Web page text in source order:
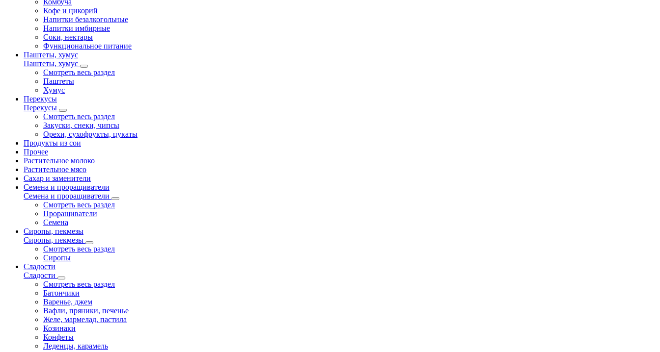
Комбуча
Кофе и цикорий
Напитки безалкогольные
Напитки имбирные
Соки, нектары
Функциональное питание
Паштеты, хумус
Паштеты, хумус
Смотреть весь раздел
Паштеты
Хумус
Перекусы
Перекусы
Смотреть весь раздел
Закуски, снеки, чипсы
Орехи, сухофрукты, цукаты
Продукты из сои
Прочее
Растительное молоко
Растительное мясо
Сахар и заменители
Семена и проращиватели
Семена и проращиватели
Смотреть весь раздел
Проращиватели
Семена
Сиропы, пекмезы
Сиропы, пекмезы
Смотреть весь раздел
Сиропы
Сладости
Сладости
Смотреть весь раздел
Батончики
Варенье, джем
Вафли, пряники, печенье
Желе, мармелад, пастила
Козинаки
Конфеты
Леденцы, карамель